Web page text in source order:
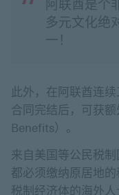
阿联酋是个
多元文化绝
一！
此外，在阿联酋连
合同完结后，可获
Benefits）。
来自美国等公民税制
都必须缴纳原居地
税制经济体的海外